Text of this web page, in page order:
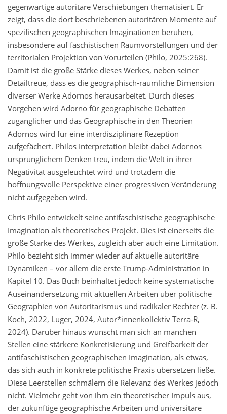
gegenwärtige autoritäre Verschiebungen thematisiert. Er
zeigt, dass die dort beschriebenen autoritären Momente auf
spezifischen geographischen Imaginationen beruhen,
insbesondere auf faschistischen Raumvorstellungen und der
territorialen Projektion von Vorurteilen (Philo, 2025:268).
Damit ist die große Stärke dieses Werkes, neben seiner
Detailtreue, dass es die geographisch-räumliche Dimension
diverser Werke Adornos herausarbeitet. Durch dieses
Vorgehen wird Adorno für geographische Debatten
zugänglicher und das Geographische in den Theorien
Adornos wird für eine interdisziplinäre Rezeption
aufgefächert. Philos Interpretation bleibt dabei Adornos
ursprünglichem Denken treu, indem die Welt in ihrer
Negativität ausgeleuchtet wird und trotzdem die
hoffnungsvolle Perspektive einer progressiven Veränderung
nicht aufgegeben wird.
Chris Philo entwickelt seine antifaschistische geographische
Imagination als theoretisches Projekt. Dies ist einerseits die
große Stärke des Werkes, zugleich aber auch eine Limitation.
Philo bezieht sich immer wieder auf aktuelle autoritäre
Dynamiken – vor allem die erste Trump-Administration in
Kapitel 10. Das Buch beinhaltet jedoch keine systematische
Auseinandersetzung mit aktuellen Arbeiten über politische
Geographien von Autoritarismus und radikaler Rechter (z. B.
Koch, 2022, Luger, 2024, Autor*innenkollektiv Terra-R,
2024). Darüber hinaus wünscht man sich an manchen
Stellen eine stärkere Konkretisierung und Greifbarkeit der
antifaschistischen geographischen Imagination, als etwas,
das sich auch in konkrete politische Praxis übersetzen ließe.
Diese Leerstellen schmälern die Relevanz des Werkes jedoch
nicht. Vielmehr geht von ihm ein theoretischer Impuls aus,
der zukünftige geographische Arbeiten und universitäre